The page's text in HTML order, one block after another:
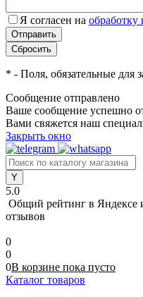
Я согласен на
* - Поля, обязательные для
Сообщение отправлено
Ваше сообщение успешно
Вами свяжется наш
Закрыть окно
5.0
Общий рейтинг в Яндексе
отзывов
0
0
0В корзине пока пусто
Каталог товаров